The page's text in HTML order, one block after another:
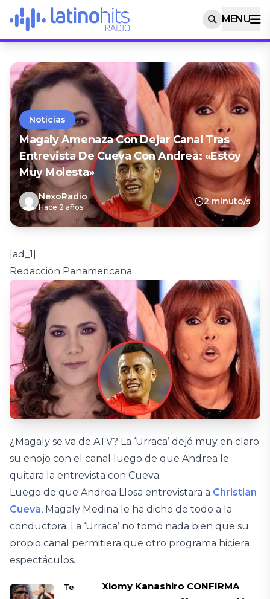
MENU
Noticias
Magaly Amenaza Con Dejar Canal Tras
Entrevista De Cueva Con Andrea: «Estoy
Muy Molesta»
NexoRadio
Hace 2 años
2 minuto/s
[ad_1]
Redacción Panamericana
¿Magaly se va de ATV? La ‘Urraca’ dejó muy en claro
su enojo con el canal luego de que Andrea le
quitara la entrevista con Cueva.
Luego de que Andrea Llosa entrevistara a Christian
Cueva, Magaly Medina le ha dicho de todo a la
conductora. La ‘Urraca’ no tomó nada bien que su
propio canal permitiera que otro programa hiciera
espectáculos.
Te
Xiomy Kanashiro CONFIRMA